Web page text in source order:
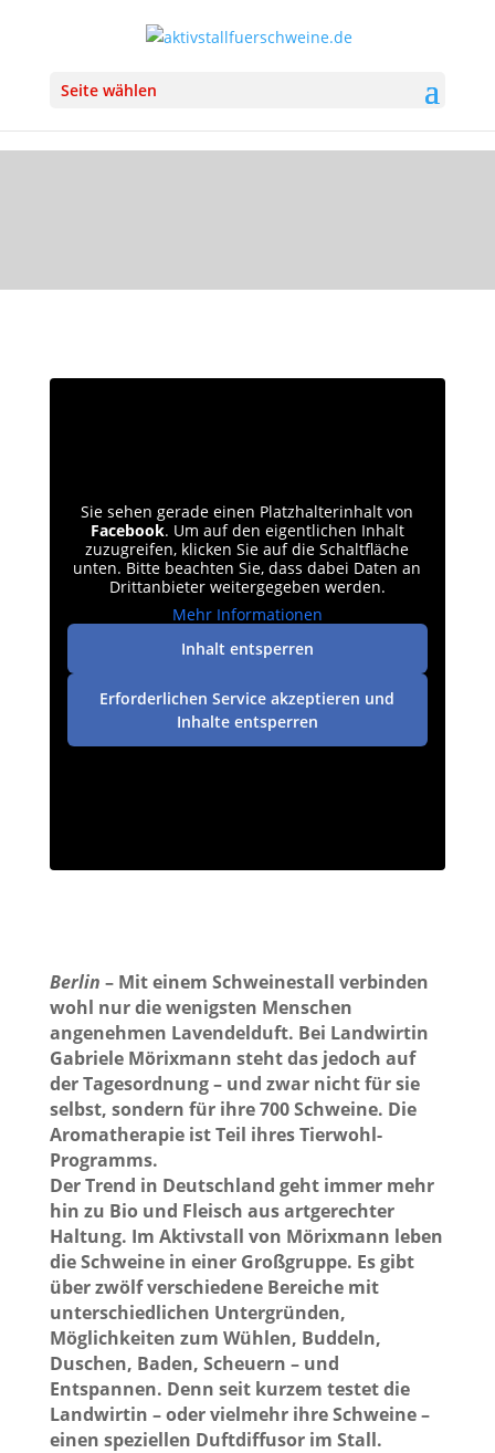
Seite wählen
Sie sehen gerade einen Platzhalterinhalt von
Facebook. Um auf den eigentlichen Inhalt
zuzugreifen, klicken Sie auf die Schaltfläche
unten. Bitte beachten Sie, dass dabei Daten an
Drittanbieter weitergegeben werden.
Mehr Informationen
Inhalt entsperren
Erforderlichen Service akzeptieren und
Inhalte entsperren
Berlin – Mit einem Schweinestall verbinden
wohl nur die wenigsten Menschen
angenehmen Lavendelduft. Bei Landwirtin
Gabriele Mörixmann steht das jedoch auf
der Tagesordnung – und zwar nicht für sie
selbst, sondern für ihre 700 Schweine. Die
Aromatherapie ist Teil ihres Tierwohl-
Programms.
Der Trend in Deutschland geht immer mehr
hin zu Bio und Fleisch aus artgerechter
Haltung. Im Aktivstall von Mörixmann leben
die Schweine in einer Großgruppe. Es gibt
über zwölf verschiedene Bereiche mit
unterschiedlichen Untergründen,
Möglichkeiten zum Wühlen, Buddeln,
Duschen, Baden, Scheuern – und
Entspannen. Denn seit kurzem testet die
Landwirtin – oder vielmehr ihre Schweine –
einen speziellen Duftdiffusor im Stall.